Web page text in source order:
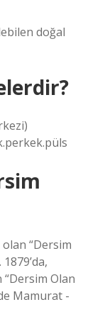
doğal
olan “Dersim
“Dersim Olan
Mamurat -